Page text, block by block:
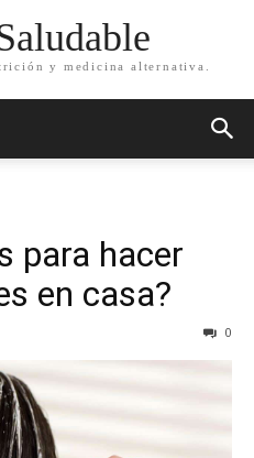
y medicina alternativa.
para hacer
en casa?
0